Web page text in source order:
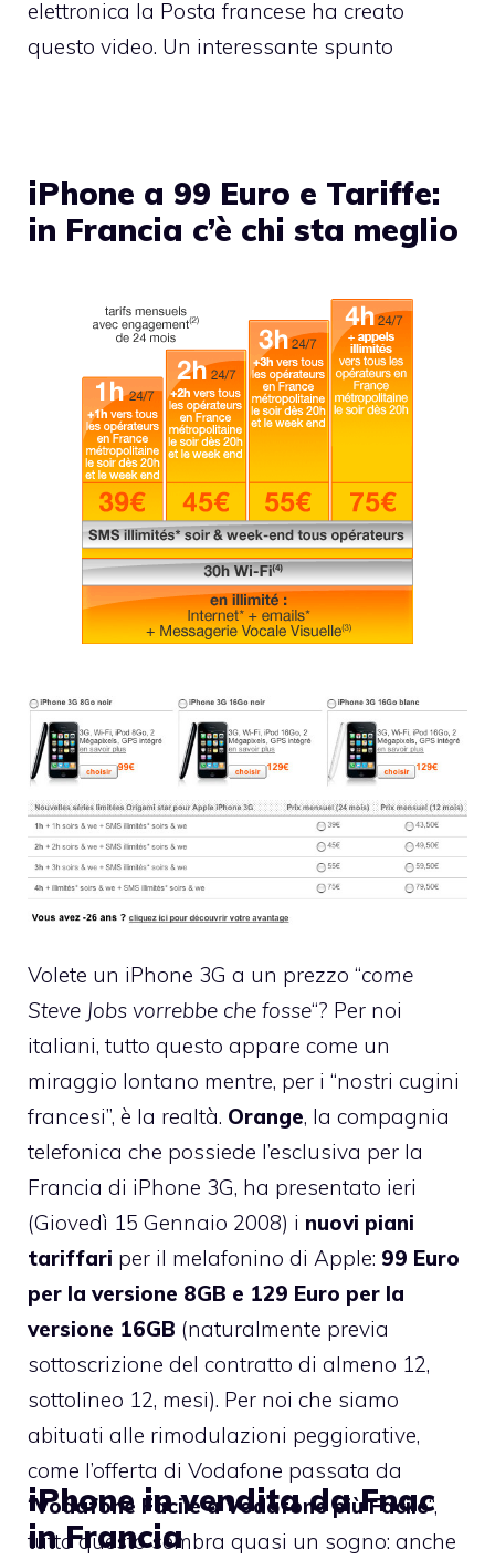
elettronica la Posta francese ha creato
questo video. Un interessante spunto
iPhone a 99 Euro e Tariffe:
in Francia c’è chi sta meglio
Volete un iPhone 3G a un prezzo “come
Steve Jobs vorrebbe che fosse“? Per noi
italiani, tutto questo appare come un
miraggio lontano mentre, per i “nostri cugini
francesi”, è la realtà. Orange, la compagnia
telefonica che possiede l’esclusiva per la
Francia di iPhone 3G, ha presentato ieri
(Giovedì 15 Gennaio 2008) i nuovi piani
tariffari per il melafonino di Apple: 99 Euro
per la versione 8GB e 129 Euro per la
versione 16GB (naturalmente previa
sottoscrizione del contratto di almeno 12,
sottolineo 12, mesi). Per noi che siamo
abituati alle rimodulazioni peggiorative,
come l’offerta di Vodafone passata da
“Vodafone Facile a Vodafone più Facile“,
tutto questo sembra quasi un sogno: anche
iPhone in vendita da Fnac
in Francia